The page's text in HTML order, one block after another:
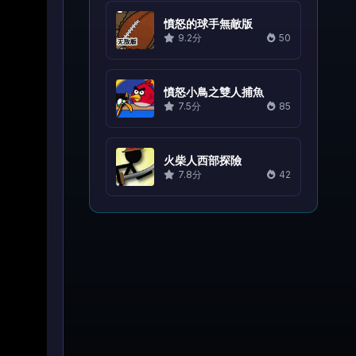
憤怒的球手無敵版
9.2分 50
憤怒小鳥之雙人捕魚
7.5分 85
火柴人西部探險
7.8分 42